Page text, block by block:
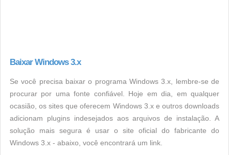
Baixar Windows 3.x
Se você precisa baixar o programa Windows 3.x, lembre-se de
procurar por uma fonte confiável. Hoje em dia, em qualquer
ocasião, os sites que oferecem Windows 3.x e outros downloads
adicionam plugins indesejados aos arquivos de instalação. A
solução mais segura é usar o site oficial do fabricante do
Windows 3.x - abaixo, você encontrará um link.